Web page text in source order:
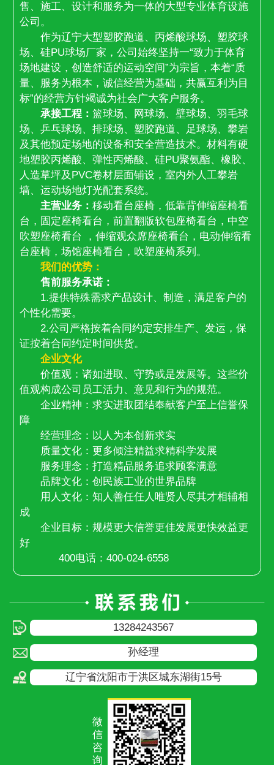
售、施工、设计和服务为一体的大型专业体育设施
公司。
作为辽宁大型塑胶跑道、丙烯酸球场、塑胶球
场、硅PU球场厂家，公司始终坚持一“致力于体育
场地建设，创造舒适的运动空间”为宗旨，本着“质
量、服务为根本，诚信经营为基础，共赢互利为目
标”的经营方针竭诚为社会广大客户服务。
承接工程：篮球场、网球场、壁球场、羽毛球
场、乒乓球场、排球场、塑胶跑道、足球场、攀岩
及其他预定场地的设备和安全营造技术。材料有硬
地塑胶丙烯酸、弹性丙烯酸、硅PU聚氨酯、橡胶、
人造草坪及PVC卷材层面铺设，室内外人工攀岩
墙、运动场地灯光配套系统。
主营业务：移动看台座椅，低靠背伸缩座椅看
台，固定座椅看台，前置翻版软包座椅看台，中空
吹塑座椅看台 ，伸缩观众席座椅看台，电动伸缩看
台座椅，场馆座椅看台，吹塑座椅系列。
我们的优势：
售前服务承诺：
1.提供特殊需求产品设计、制造，满足客户的
个性化需要。
2.公司严格按着合同约定安排生产、发运，保
证按着合同约定时间供货。
企业文化
价值观：诸如进取、守势或是发展等。这些价
值观构成公司员工活力、意见和行为的规范。
企业精神：求实进取团结奉献客户至上信誉保
障
经营理念：以人为本创新求实
质量文化：更多倾注精益求精科学发展
服务理念：打造精品服务追求顾客满意
品牌文化：创民族工业的世界品牌
用人文化：知人善任任人唯贤人尽其才相辅相
成
企业目标：规模更大信誉更佳发展更快效益更
好
400电话：400-024-6558
13284243567
孙经理
辽宁省沈阳市于洪区城东湖街15号
微
信
咨
询